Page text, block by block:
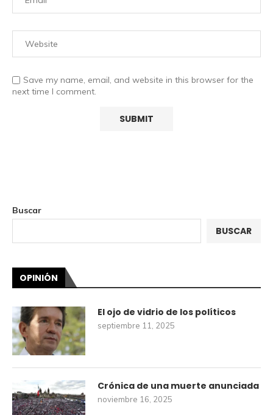
Save my name, email, and website in this browser for the
next time I comment.
Buscar
BUSCAR
OPINIÓN
El ojo de vidrio de los políticos
septiembre 11, 2025
Crónica de una muerte anunciada
noviembre 16, 2025